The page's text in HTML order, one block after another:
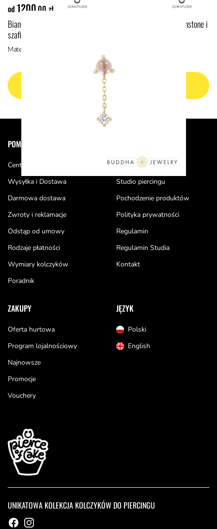
od 1200,00 zł
Bianca ozdoba push-in z żółtego złota 14k z kamieniem moonstone i
szafirem
Materiał: złoto 14k, materiały hipoalergiczne
NASTĘPNA STRONA
POMOC
Centrum pomocy
Wysyłka i Dostawa
Darmowa dostawa
Zwroty i reklamacje
Odstąp od umowy
Rodzaje płatności
Wymiary kolczyków
Poradnik
O nas
Studio piercingu
Pochodzenie produktów
Polityka prywatności
Regulamin
Regulamin Studia
Kontakt
ZAKUPY
Oferta hurtowa
Program lojalnościowy
Najnowsze
Promocje
Vouchery
JĘZYK
Polski
English
UNIKATOWA KOLEKCJA KOLCZYKÓW DO PIERCINGU
FacebookInstagram